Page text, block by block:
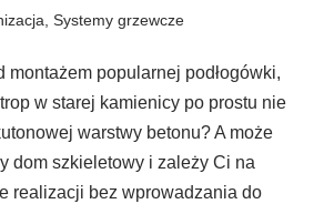
Systemy grzewcze
montażem popularnej podłogówki,
w starej kamienicy po prostu nie
warstwy betonu? A może
dom szkieletowy i zależy Ci na
realizacji bez wprowadzania do